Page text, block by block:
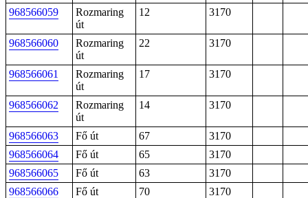
968566059
Rozmaring
út
12 3170
968566060
Rozmaring
út
22 3170
968566061
Rozmaring
út
17 3170
968566062
Rozmaring
út
14 3170
968566063 Fő út 67
3170
968566064
Fő út 65
3170
968566065
Fő út 63
3170
968566066
Fő út 70
3170